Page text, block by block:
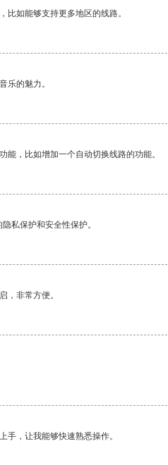
比如能够支持更多地区的线路。
乐的魅力。
，比如增加一个自动切换线路的功能。
私保护和安全性保护。
，非常方便。
手，让我能够快速熟悉操作。